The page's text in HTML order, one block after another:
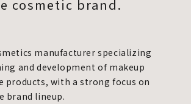
cosmetic brand.
manufacturer specializing
and development of makeup
products, with a strong focus on
brand lineup.